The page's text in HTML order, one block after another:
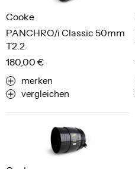
PANCHRO/i Classic 50mm
T2.2
Cooke
180,00 €
merken
vergleichen